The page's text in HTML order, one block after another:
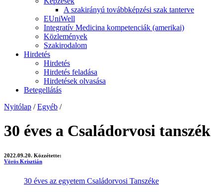
A szakirányú továbbképzési szak tanterve
EUniWell
Integratív Medicina kompetenciák (amerikai)
Közlemények
Szakirodalom
Hirdetés
Hirdetés
Hirdetés feladása
Hirdetések olvasása
Betegellátás
Nyitólap / Egyéb /
30 éves a Családorvosi tanszék
2022.09.20. Közzétette:
Vörös Krisztián
30 éves az egyetem Családorvosi Tanszéke